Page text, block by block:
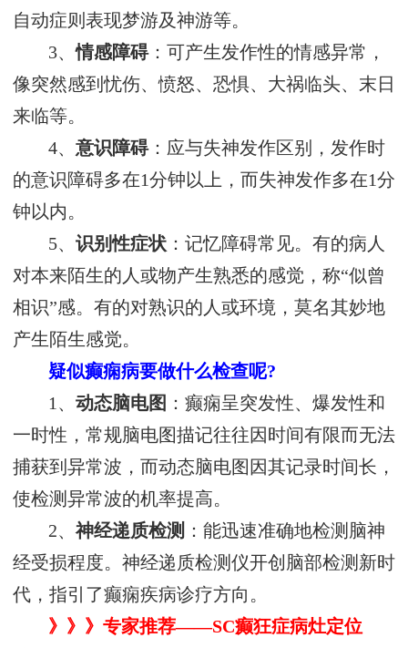
自动症则表现梦游及神游等。
3、情感障碍：可产生发作性的情感异常，
像突然感到忧伤、愤怒、恐惧、大祸临头、末日
来临等。
4、意识障碍：应与失神发作区别，发作时
的意识障碍多在1分钟以上，而失神发作多在1分
钟以内。
5、识别性症状 ：记忆障碍常见。有的病人
对本来陌生的人或物产生熟悉的感觉，称“似曾
相识”感。有的对熟识的人或环境，莫名其妙地
产生陌生感觉。
疑似癫痫病要做什么检查呢?
1、动态脑电图 ：癫痫呈突发性、爆发性和
一时性，常规脑电图描记往往因时间有限而无法
捕获到异常波，而动态脑电图因其记录时间长，
使检测异常波的机率提高。
2、神经递质检测 ：能迅速准确地检测脑神
经受损程度。神经递质检测仪开创脑部检测新时
代，指引了癫痫疾病诊疗方向。
》》》专家推荐——SC癫狂症病灶定位